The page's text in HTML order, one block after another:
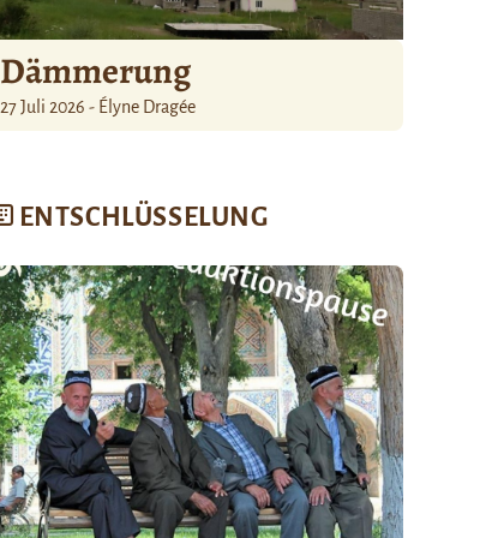
Dämmerung
27 Juli 2026 - Élyne Dragée
ENTSCHLÜSSELUNG